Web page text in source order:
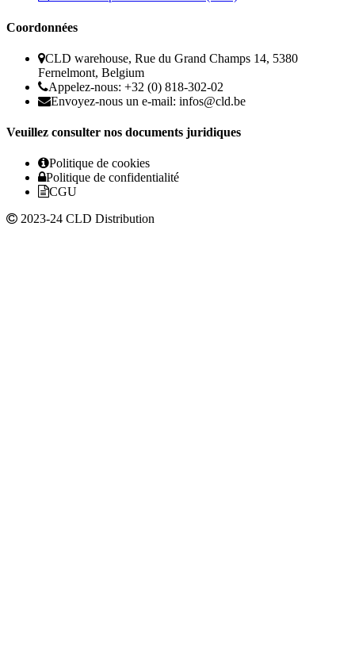
Coordonnées
CLD warehouse, Rue du Grand Champs 14, 5380
Fernelmont, Belgium
Appelez-nous: +32 (0) 818-302-02
Envoyez-nous un e-mail: infos@cld.be
Veuillez consulter nos documents juridiques
Politique de cookies
Politique de confidentialité
CGU
2023-24 CLD Distribution